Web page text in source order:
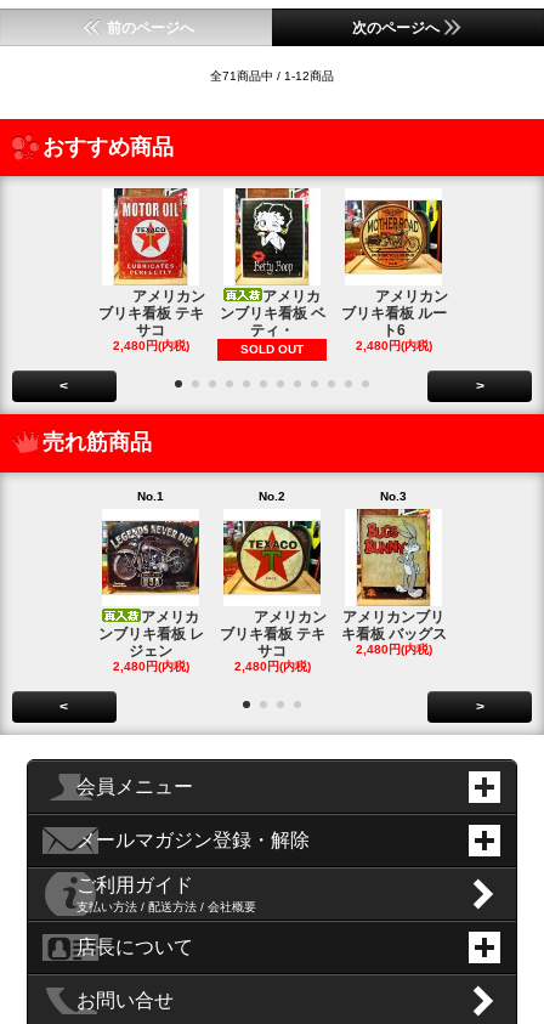
前のページへ 次のページへ
全71商品中 / 1-12商品
おすすめ商品
アメリカン
ブリキ看板 テキ
サコ
2,480円(内税)
アメリカ
ンブリキ看板 ベ
ティ・
SOLD OUT
アメリカン
ブリキ看板 ルー
ト6
2,480円(内税)
< >
売れ筋商品
No.1
アメリカ
ンブリキ看板 レ
ジェン
2,480円(内税)
No.2
アメリカン
ブリキ看板 テキ
サコ
2,480円(内税)
No.3
アメリカンブリ
キ看板 バッグス
2,480円(内税)
< >
会員メニュー
メールマガジン登録・解除
ご利用ガイド
支払い方法 / 配送方法 / 会社概要
店長について
お問い合せ